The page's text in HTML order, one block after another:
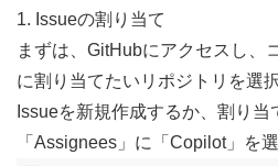
1. Issueの割り当て
まずは、 GitHubにアクセスし、
に割り当てたいリポジトリを選
Issueを新規作成するか、割り当
「Assignees」に「Copilot」を